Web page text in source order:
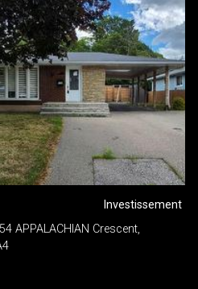
Investissement
APPALACHIAN Crescent,